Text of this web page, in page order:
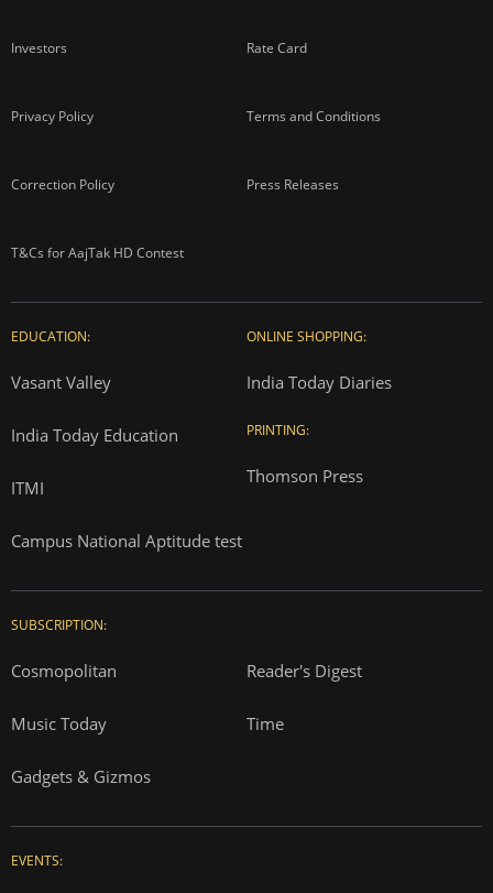
Investors Rate Card
Privacy Policy Terms and Conditions
Correction Policy Press Releases
T&Cs for AajTak HD Contest
EDUCATION:
Vasant Valley
India Today Education
ITMI
Campus National Aptitude test
ONLINE SHOPPING:
India Today Diaries
PRINTING:
Thomson Press
SUBSCRIPTION:
Cosmopolitan Reader's Digest
Music Today Time
Gadgets & Gizmos
EVENTS: